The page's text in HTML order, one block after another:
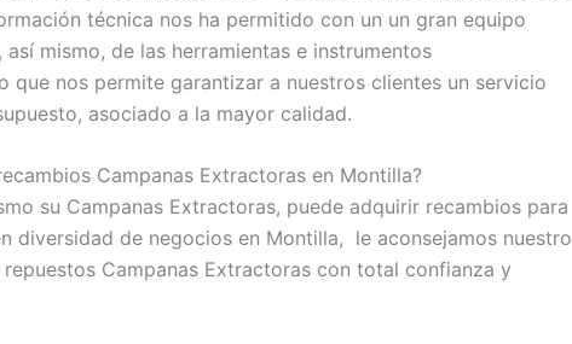
técnica nos ha permitido con un un gran equipo
mismo, de las herramientas e instrumentos
que nos permite garantizar a nuestros clientes un servicio
asociado a la mayor calidad.
Campanas Extractoras en Montilla?
su Campanas Extractoras, puede adquirir recambios para
diversidad de negocios en Montilla, le aconsejamos nuestro
Campanas Extractoras con total confianza y